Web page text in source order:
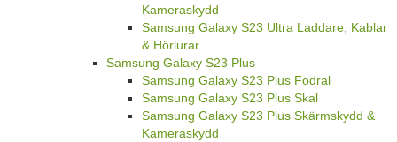
Kameraskydd
Samsung Galaxy S23 Ultra Laddare, Kablar
& Hörlurar
Samsung Galaxy S23 Plus
Samsung Galaxy S23 Plus Fodral
Samsung Galaxy S23 Plus Skal
Samsung Galaxy S23 Plus Skärmskydd &
Kameraskydd